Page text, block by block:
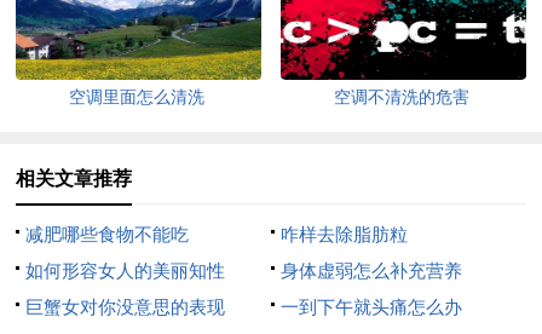
空调里面怎么清洗 空调不清洗的危害
相关文章推荐
减肥哪些食物不能吃
咋样去除脂肪粒
如何形容女人的美丽知性
身体虚弱怎么补充营养
巨蟹女对你没意思的表现
一到下午就头痛怎么办